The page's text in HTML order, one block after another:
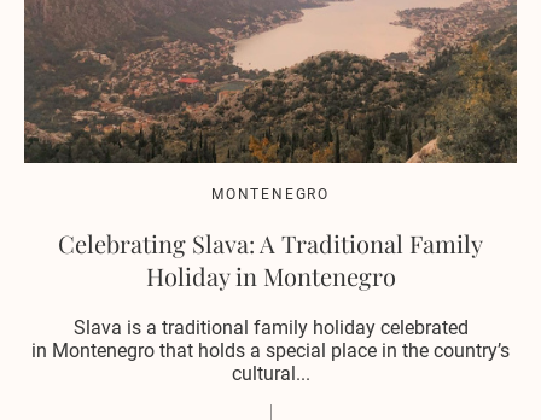
MONTENEGRO
Celebrating Slava: A Traditional Family
Holiday in Montenegro
Slava is a traditional family holiday celebrated
in Montenegro that holds a special place in the country’s
cultural...